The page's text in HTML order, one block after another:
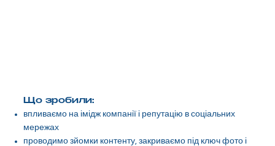
Що зробили:
впливаємо на імідж компанії і репутацію в соціальних
мережах
проводимо зйомки контенту, закриваємо під ключ фото і